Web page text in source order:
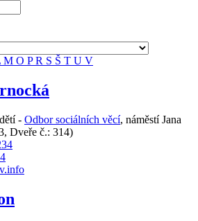
M O PR S Š T U V
- Odbor sociálních věcí, náměstí Jana
Dveře č.: 314)